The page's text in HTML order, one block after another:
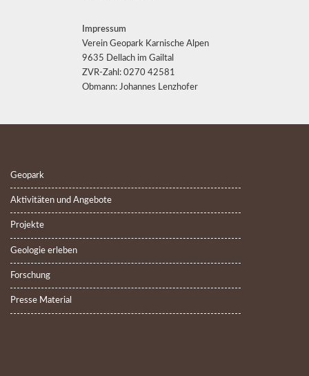
Impressum
Verein Geopark Karnische Alpen
9635 Dellach im Gailtal
ZVR-Zahl: 0270 42581
Obmann: Johannes Lenzhofer
Geopark
Aktivitäten und Angebote
Projekte
Geologie erleben
Forschung
Presse Material